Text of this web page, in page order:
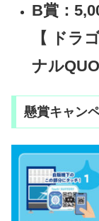
B賞：
【 ドラ
ナル
懸賞キャン